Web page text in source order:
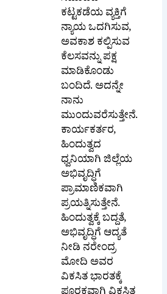
ನ್ಯಾಯ ಒದಗಿಸುವ,
ಅವಕಾಶ ಕಲ್ಪಿಸುವ
ಕೆಲಸವನ್ನು ಪಕ್ಷ
ಮಾಡಿಕೊಂಡು
ಬಂದಿದೆ. ಅದನ್ನೇ
ನಾನು
ಮುಂದುವರೆಸುತ್ತೇನೆ.
ಕಾರ್ಯಕರ್ತರ,
ಹಿಂದುತ್ವದ
ಧ್ವನಿಯಾಗಿ ಜಿಲ್ಲೆಯ
ಅಭಿವೃದ್ಧಿಗೆ
ಪ್ರಾಮಾಣಿಕವಾಗಿ
ಪ್ರಯತ್ನಿಸುತ್ತೇನೆ.
ಹಿಂದುತ್ವಕ್ಕೆ ಬದ್ದತೆ,
ಅಭಿವೃದ್ಧಿಗೆ ಆದ್ಯತೆ
ನೀಡಿ ನರೇಂದ್ರ
ಮೋದಿ ಅವರ
ವಿಕಸಿತ ಭಾರತಕ್ಕೆ
ಪೂರಕವಾಗಿ ವಿಕಸಿತ